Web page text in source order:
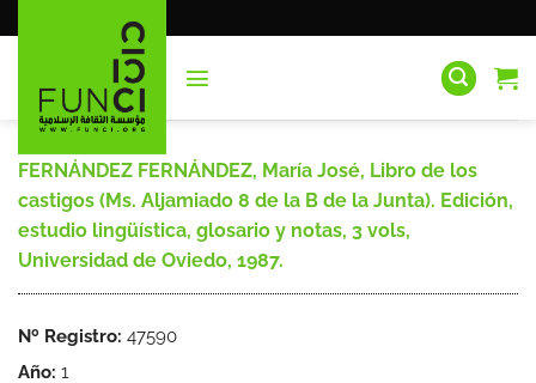
al
FERNÁNDEZ FERNÁNDEZ, María José, Libro de los
castigos (Ms. Aljamiado 8 de la B de la Junta). Edición,
estudio lingüística, glosario y notas, 3 vols,
Universidad de Oviedo, 1987.
Nº Registro: 47590
Año: 1